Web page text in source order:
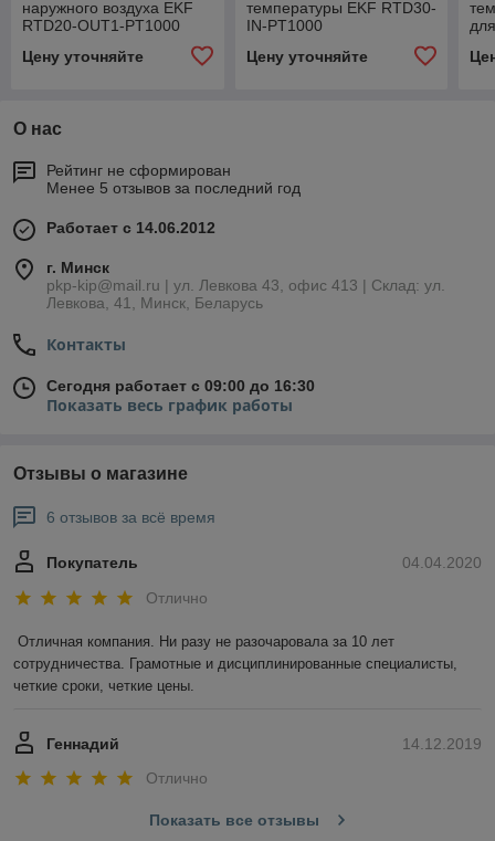
наружного воздуха EKF
RTD20-OUT1-PT1000
Цену уточняйте
температуры EKF RTD30-
IN-PT1000
Цену уточняйте
О нас
Рейтинг не сформирован
Менее 5 отзывов за последний год
Работает с 14.06.2012
г. Минск
pkp-kip@mail.ru | ул. Левкова 43, офис 413 | Склад: ул.
Левкова, 41, Минск, Беларусь
Контакты
Сегодня работает с 09:00 до 16:30
Показать весь график работы
Отзывы о магазине
6 отзывов за всё время
04.04.2020
Покупатель
Отлично
Отличная компания. Ни разу не разочаровала за 10 лет
сотрудничества. Грамотные и дисциплинированные специалисты,
четкие сроки, четкие цены.
14.12.2019
Геннадий
Отлично
Показать все отзывы